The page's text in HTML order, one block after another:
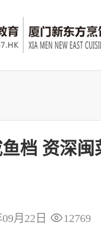
档 资深闽
月22日 12769